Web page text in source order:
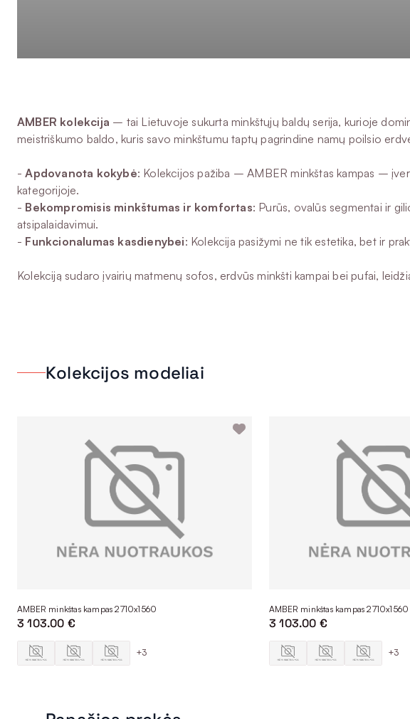
AMBER kolekcija – tai Lietuvoje sukurta minkštųjų baldų serija, kurioje
meistriškumo baldo, kuris savo minkštumu taptų pagrindine namų poilsio
- Apdovanota kokybė: Kolekcijos pažiba – AMBER minkštas kampas –
kategorijoje.
- Bekompromisis minkštumas ir komfortas: Purūs, ovalūs segmentai ir
atsipalaidavimui.
- Funkcionalumas kasdienybei: Kolekcija pasižymi ne tik estetika, bet ir
Kolekciją sudaro įvairių matmenų sofos, erdvūs minkšti kampai bei pufai,
Kolekcijos modeliai
AMBER minkštas kampas 2710x1560
3 103.00 €
+3
AMBER minkštas kampas 2710x1560
3 103.00 €
+3